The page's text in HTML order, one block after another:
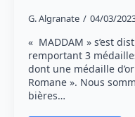
G. Algranate 04/03/
« MADDAM » s’est
remportant 3
dont une médaille
Romane ». Nous
bières…